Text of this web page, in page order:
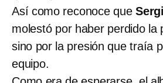
Así como reconoce que
molestó por haber perdido la
sino por la presión que traía
equipo.